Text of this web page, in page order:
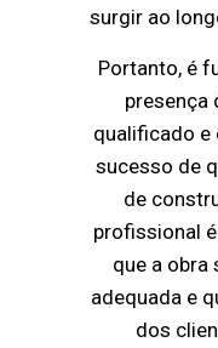
surgir ao
Portanto, é
presença
qualificado e
sucesso de
de
profissional
que a obra
adequada e
dos